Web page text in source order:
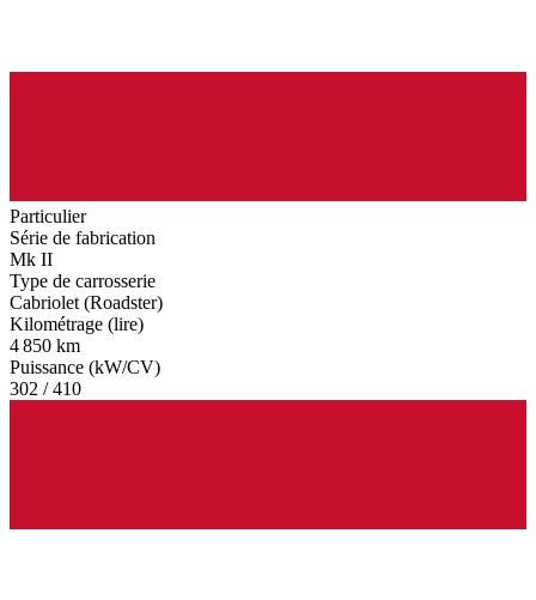
Particulier
Série de fabrication
Mk II
Type de carrosserie
Cabriolet (Roadster)
Kilométrage (lire)
4 850 km
Puissance (kW/CV)
302 / 410